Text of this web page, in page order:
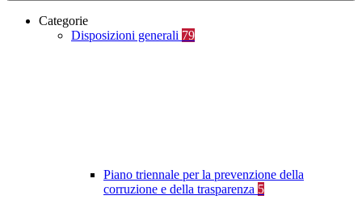
Categorie
Disposizioni generali 79
Piano triennale per la prevenzione della
corruzione e della trasparenza 5